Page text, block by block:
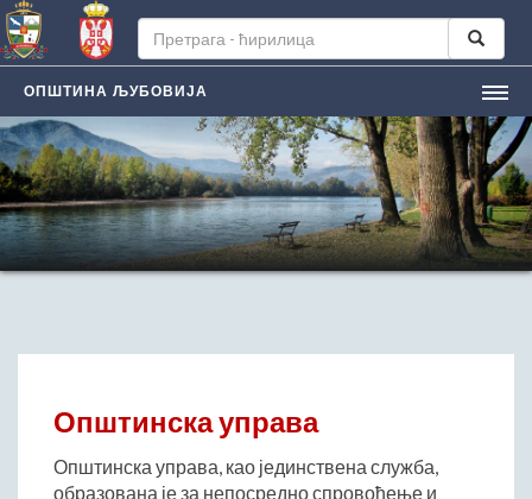
ОПШТИНА ЉУБОВИЈА
НАСЛОВНА
ЉУБОВИЈA
Лична карта града
Историјат
ЛОКАЛНА САМОУПРАВА
Заменик председника
Скупштина општине
Општинско веће
Општинска управа
Општинска управа, као јединствена служба,
образована је за непосредно спровођење и